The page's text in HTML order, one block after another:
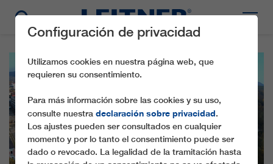
Configuración de privacidad
Utilizamos cookies en nuestra página web, que
requieren su consentimiento.
Para más información sobre las cookies y su uso,
consulte nuestra declaración sobre privacidad.
Los ajustes pueden ser consultados en cualquier
momento y por lo tanto el consentimiento puede ser
dado o revocado. La legalidad de la tramitación hasta